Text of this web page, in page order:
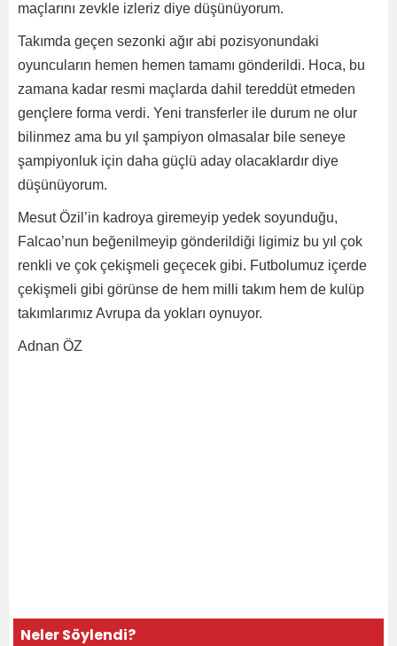
maçlarını zevkle izleriz diye düşünüyorum.
Takımda geçen sezonki ağır abi pozisyonundaki
oyuncuların hemen hemen tamamı gönderildi. Hoca, bu
zamana kadar resmi maçlarda dahil tereddüt etmeden
gençlere forma verdi. Yeni transferler ile durum ne olur
bilinmez ama bu yıl şampiyon olmasalar bile seneye
şampiyonluk için daha güçlü aday olacaklardır diye
düşünüyorum.
Mesut Özil’in kadroya giremeyip yedek soyunduğu,
Falcao’nun beğenilmeyip gönderildiği ligimiz bu yıl çok
renkli ve çok çekişmeli geçecek gibi. Futbolumuz içerde
çekişmeli gibi görünse de hem milli takım hem de kulüp
takımlarımız Avrupa da yokları oynuyor.
Adnan ÖZ
Neler Söylendi?